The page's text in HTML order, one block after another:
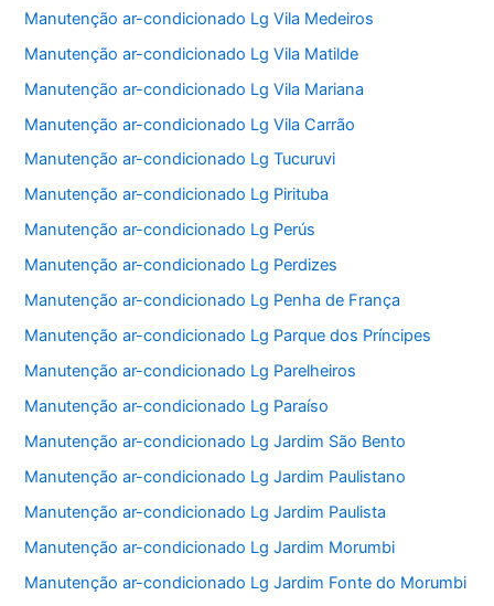
Manutenção ar-condicionado Lg Vila Medeiros
Manutenção ar-condicionado Lg Vila Matilde
Manutenção ar-condicionado Lg Vila Mariana
Manutenção ar-condicionado Lg Vila Carrão
Manutenção ar-condicionado Lg Tucuruvi
Manutenção ar-condicionado Lg Pirituba
Manutenção ar-condicionado Lg Perús
Manutenção ar-condicionado Lg Perdizes
Manutenção ar-condicionado Lg Penha de França
Manutenção ar-condicionado Lg Parque dos Príncipes
Manutenção ar-condicionado Lg Parelheiros
Manutenção ar-condicionado Lg Paraíso
Manutenção ar-condicionado Lg Jardim São Bento
Manutenção ar-condicionado Lg Jardim Paulistano
Manutenção ar-condicionado Lg Jardim Paulista
Manutenção ar-condicionado Lg Jardim Morumbi
Manutenção ar-condicionado Lg Jardim Fonte do Morumbi